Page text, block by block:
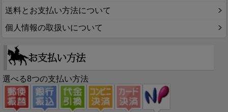
送料とお支払い方法について
個人情報の取扱いについて
選べる8つの支払い方法